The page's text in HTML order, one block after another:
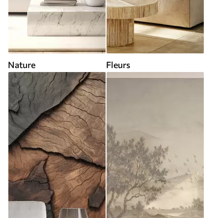
Nature Fleurs